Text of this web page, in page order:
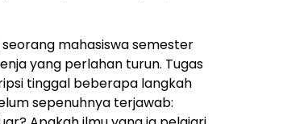
mahasiswa semester
yang perlahan turun. Tugas
tinggal beberapa langkah
sepenuhnya terjawab: